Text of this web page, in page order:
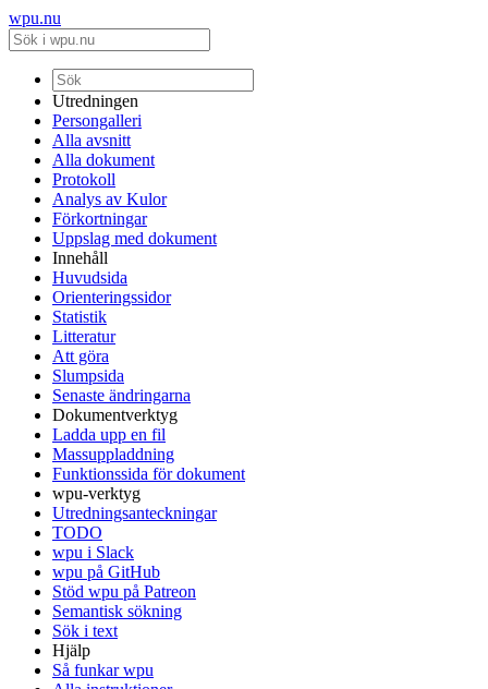
wpu.nu
Utredningen
Persongalleri
Alla avsnitt
Alla dokument
Protokoll
Analys av Kulor
Förkortningar
Uppslag med dokument
Innehåll
Huvudsida
Orienteringssidor
Statistik
Litteratur
Att göra
Slumpsida
Senaste ändringarna
Dokumentverktyg
Ladda upp en fil
Massuppladdning
Funktionssida för dokument
wpu-verktyg
Utredningsanteckningar
TODO
wpu i Slack
wpu på GitHub
Stöd wpu på Patreon
Semantisk sökning
Sök i text
Hjälp
Så funkar wpu